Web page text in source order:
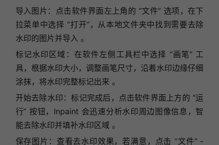
导入图片：点击软件界面左上角的 “文件” 选项，在下
拉菜单中选择 “打开”，从本地文件夹中找到需要去除
水印的图片并导入 。
标记水印区域：在软件左侧工具栏中选择 “画笔” 工
具，根据水印大小，调整画笔尺寸，沿着水印边缘仔细
涂抹，将水印完整标记出来 。
开始去除水印：标记完成后，点击软件界面上方的 “运
行” 按钮，Inpaint 会迅速分析水印周边图像信息，智
能去除水印并填补水印区域 。
保存图片：查看去水印效果，若满意，点击 “文件” -